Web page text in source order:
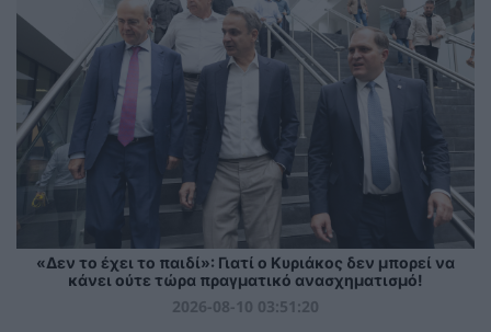
«Δεν το έχει το παιδί»: Γιατί ο Κυριάκος δεν μπορεί να
κάνει ούτε τώρα πραγματικό ανασχηματισμό!
2026-08-10 03:51:20